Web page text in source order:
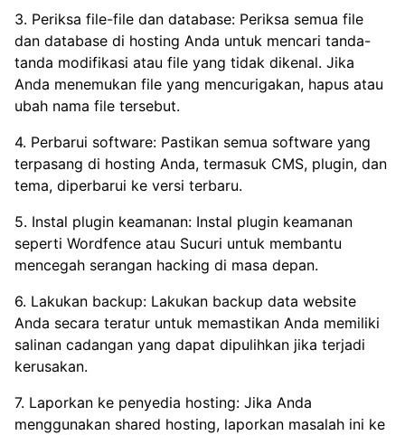
3. Periksa file-file dan database: Periksa semua file
dan database di hosting Anda untuk mencari tanda-
tanda modifikasi atau file yang tidak dikenal. Jika
Anda menemukan file yang mencurigakan, hapus atau
ubah nama file tersebut.
4. Perbarui software: Pastikan semua software yang
terpasang di hosting Anda, termasuk CMS, plugin, dan
tema, diperbarui ke versi terbaru.
5. Instal plugin keamanan: Instal plugin keamanan
seperti Wordfence atau Sucuri untuk membantu
mencegah serangan hacking di masa depan.
6. Lakukan backup: Lakukan backup data website
Anda secara teratur untuk memastikan Anda memiliki
salinan cadangan yang dapat dipulihkan jika terjadi
kerusakan.
7. Laporkan ke penyedia hosting: Jika Anda
menggunakan shared hosting, laporkan masalah ini ke